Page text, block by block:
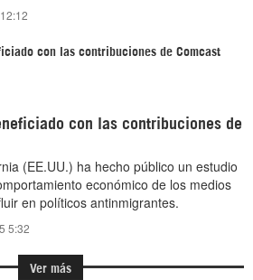
con las contribuciones de
(EE.UU.) ha hecho público un estudio
económico de los medios
en políticos antinmigrantes.
5:32
Ver más